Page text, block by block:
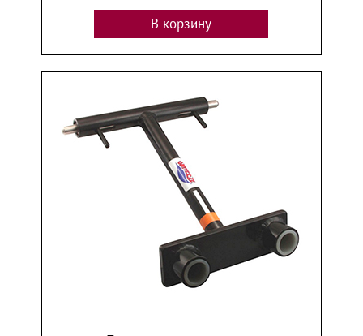
В корзину